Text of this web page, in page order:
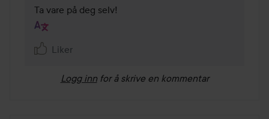
Ta vare på deg selv!
Liker
Logg inn for å skrive en kommentar